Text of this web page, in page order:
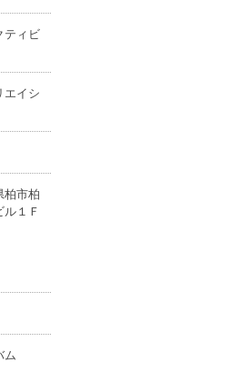
ティビ
エイシ
柏市柏
１Ｆ
ム